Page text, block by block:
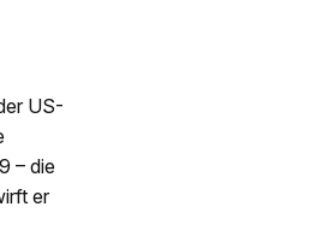
US-
– die
er